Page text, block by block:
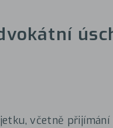
včetně